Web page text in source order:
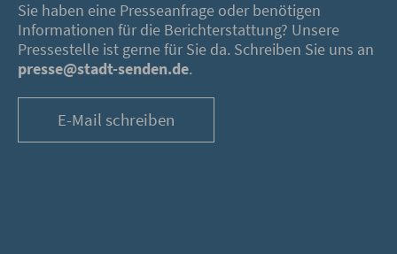
Sie haben eine Presseanfrage oder benötigen
Informationen für die Berichterstattung? Unsere
Pressestelle ist gerne für Sie da. Schreiben Sie uns an
presse@stadt-senden.de.
E-Mail schreiben